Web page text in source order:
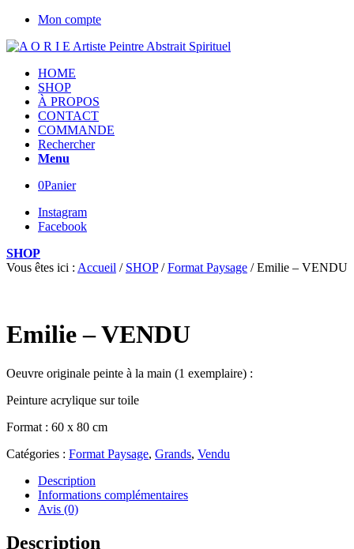
Mon compte
HOME
SHOP
À PROPOS
CONTACT
COMMANDE
Rechercher
Menu
0Panier
Instagram
Facebook
SHOP
Vous êtes ici : Accueil / SHOP / Format Paysage / Emilie – VENDU
Emilie – VENDU
Oeuvre originale peinte à la main (1 exemplaire) :
Peinture acrylique sur toile
Format : 60 x 80 cm
Catégories : Format Paysage, Grands, Vendu
Description
Informations complémentaires
Avis (0)
Description